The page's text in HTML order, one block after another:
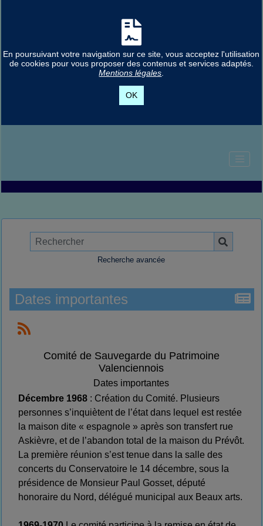
En poursuivant votre navigation sur ce site, vous acceptez l'utilisation
de cookies pour vous proposer des contenus et services adaptés.
Mentions légales
OK
Recherche avancée
Dates importantes
Comité de Sauvegarde du Patrimoine
Valenciennois
Dates importantes
Décembre 1968 : Création du Comité. Plusieurs
personnes s’inquiètent de l’état dans lequel est restée
la maison dite « espagnole » après son transfert rue
Askièvre, et de l’abandon total de la maison du Prévôt.
La première réunion s’est tenue dans la salle des
concerts du Conservatoire le 14 décembre, sous la
présidence de Monsieur Paul Gosset, député
honoraire du Nord, délégué municipal aux Beaux arts.